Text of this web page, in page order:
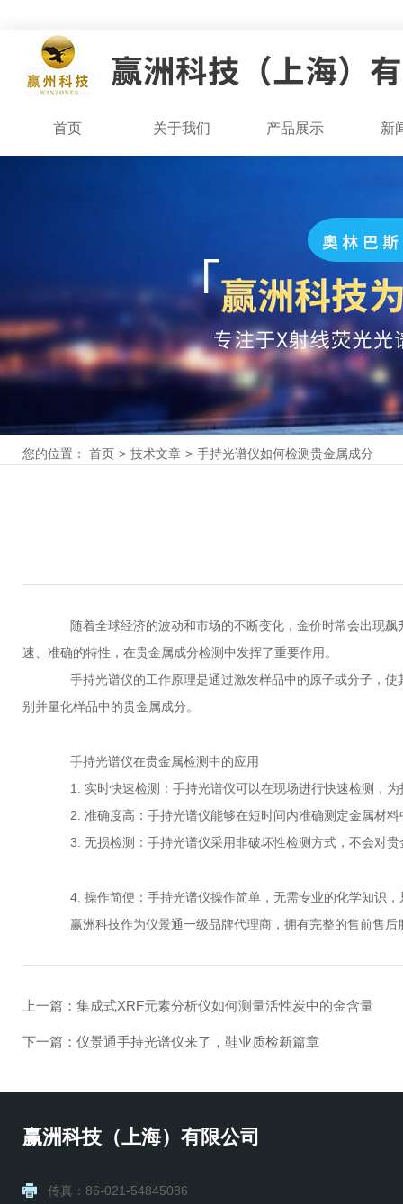
首页 关于我们 产品展示 新
您的位置： 首页 > 技术文章 > 手持光谱仪如何检测贵金属成分
随着全球经济的波动和市场的不断变化，金价时常会出现飙
速、准确的特性，在贵金属成分检测中发挥了重要作用。
手持光谱仪的工作原理是通过激发样品中的原子或分子，使
别并量化样品中的贵金属成分。
手持光谱仪在贵金属检测中的应用
1. 实时快速检测：手持光谱仪可以在现场进行快速检测，为
2. 准确度高：手持光谱仪能够在短时间内准确测定金属材料
3. 无损检测：手持光谱仪采用非破坏性检测方式，不会对贵
4. 操作简便：手持光谱仪操作简单，无需专业的化学知识，
赢洲科技作为仪景通一级品牌代理商，拥有完整的售前售后
上一篇： 集成式XRF元素分析仪如何测量活性炭中的金含量
下一篇： 仪景通手持光谱仪来了，鞋业质检新篇章
赢洲科技（上海）有限公司
传真：86-021-54845086